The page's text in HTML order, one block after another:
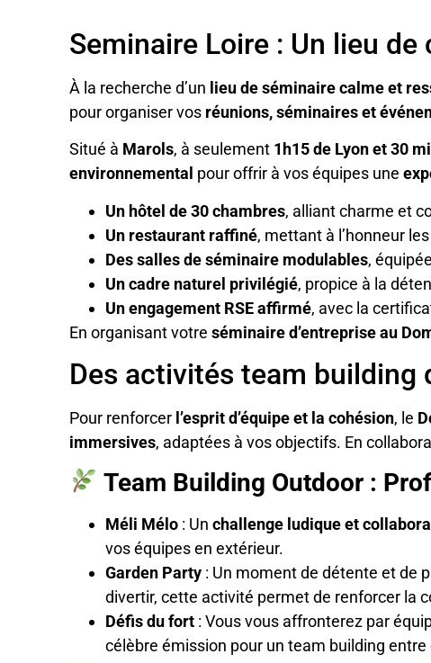
Seminaire Loire : Un lieu
À la recherche d’un lieu de séminaire calme et
pour organiser vos réunions, séminaires et
Situé à Marols, à seulement 1h15 de Lyon et 30
environnemental pour offrir à vos équipes une
Un hôtel de 30 chambres, alliant charme et
Un restaurant raffiné, mettant à l’honneur
Des salles de séminaire modulables,
Un cadre naturel privilégié, propice à la
Un engagement RSE affirmé, avec la
En organisant votreséminaire d’entreprise au
Des activités team building
Pour renforcer l’esprit d’équipe et la cohésion, le
immersives, adaptées à vos objectifs. En
Team Building Outdoor :
Méli Mélo : Unchallenge ludique et
vos équipes en extérieur.
Garden Party : Un moment de détente et de
divertir, cette activité permet de renforcer la
Défis du fort : Vous vous affronterez par
célèbre émission pour un team building